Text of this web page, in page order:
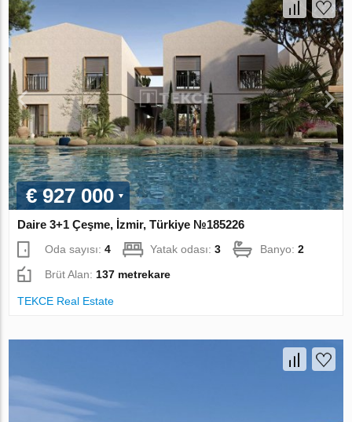
€ 927 000
Daire 3+1 Çeşme, İzmir, Türkiye №185226
Oda sayısı:4 Yatak odası:3 Banyo:2
Brüt Alan: 137 metrekare
TEKCE Real Estate